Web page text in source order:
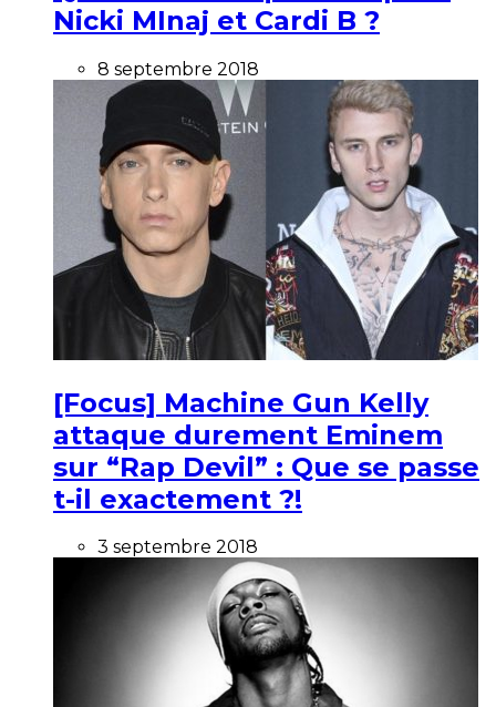
Nicki MInaj et Cardi B ?
8 septembre 2018
[Focus] Machine Gun Kelly
attaque durement Eminem
sur “Rap Devil” : Que se passe
t-il exactement ?!
3 septembre 2018